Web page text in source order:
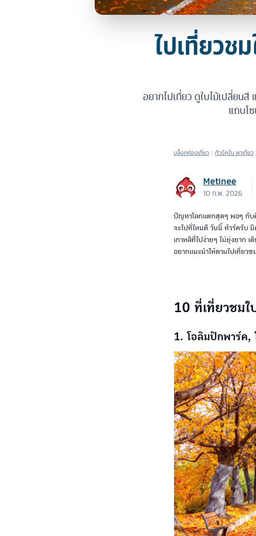
ไปเที่ยวช
อยากไปเที่ยว ดูใบไม้เปลี่ยน
แถบโ
บล็อกท่องเที่ยว ทัวร์ครับ พาเที่ยว
Metinee
10 ก.พ. 2026
ปัญหาโลกแตกสุดๆ พอๆ กับคิ
จะไปที่ไหนดี วันนี้ ทัวร์ครับ
เกาหลีที่ไปง่ายๆ ไม่ยุ่งยาก เ
อยากแนะนำให้ตามไปเที่ยว
10 ที่เที่ยวชมใ
1. โอลิมปิกพาร์ค,